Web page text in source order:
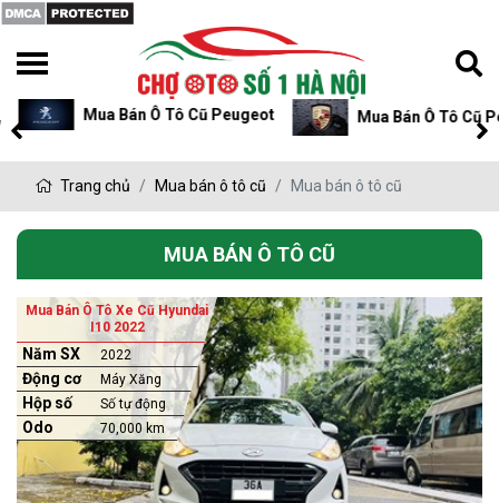
Mua Bán Ô Tô Cũ Peugeot Mua Bán Ô Tô Cũ
Trang chủ Mua bán ô tô cũ Mua bán ô tô cũ
MUA BÁN Ô TÔ CŨ
Mua Bán Ô Tô Xe Cũ Hyundai
I10 2022
Năm SX 2022
Động cơ Máy Xăng
Hộp số Số tự động
Odo 70,000 km